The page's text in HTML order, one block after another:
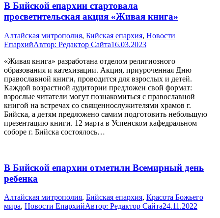
В Бийской епархии стартовала
просветительская акция «Живая книга»
Алтайская митрополия, Бийская епархия, Новости
ЕпархийАвтор: Редактор Сайта16.03.2023
«Живая книга» разработана отделом религиозного
образования и катехизации. Акция, приуроченная Дню
православной книги, проводится для взрослых и детей.
Каждой возрастной аудитории предложен свой формат:
взрослые читатели могут познакомиться с православной
книгой на встречах со священнослужителями храмов г.
Бийска, а детям предложено самим подготовить небольшую
презентацию книги. 12 марта в Успенском кафедральном
соборе г. Бийска состоялось…
В Бийской епархии отметили Всемирный день
ребенка
Алтайская митрополия, Бийская епархия, Красота Божьего
мира, Новости ЕпархийАвтор: Редактор Сайта24.11.2022